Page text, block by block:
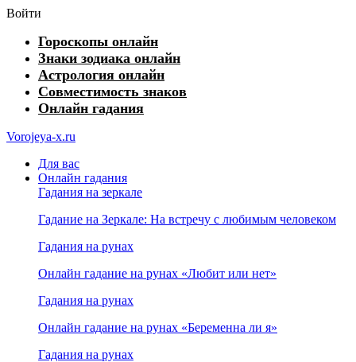
Войти
Гороскопы онлайн
Знаки зодиака онлайн
Астрология онлайн
Совместимость знаков
Онлайн гадания
Vorojeya-x.ru
Для вас
Онлайн гадания
Гадания на зеркале
Гадание на Зеркале: На встречу с любимым человеком
Гадания на рунах
Онлайн гадание на рунах «Любит или нет»
Гадания на рунах
Онлайн гадание на рунах «Беременна ли я»
Гадания на рунах